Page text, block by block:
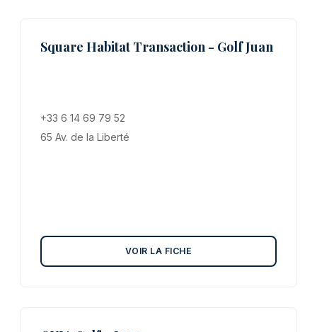
Square Habitat Transaction - Golf Juan
+33 6 14 69 79 52
65 Av. de la Liberté
VOIR LA FICHE